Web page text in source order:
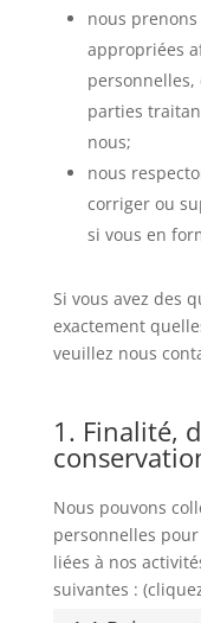
nous
appropriées
parties
nous;
nous
corriger ou
si vous en
Si vous avez des
exactement
veuillez nous
1. Finalité,
Nous pouvons
personnelles
liées à nos
suivantes :